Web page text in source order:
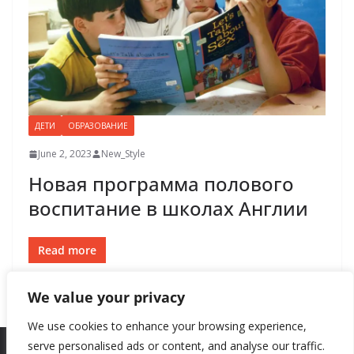
We value your privacy
We use cookies to enhance your browsing experience,
serve personalised ads or content, and analyse our traffic.
ДЕТИ ОБРАЗОВАНИЕ
June 2, 2023 New_Style
Новая программа полового
воспитание в школах Англии
Read more